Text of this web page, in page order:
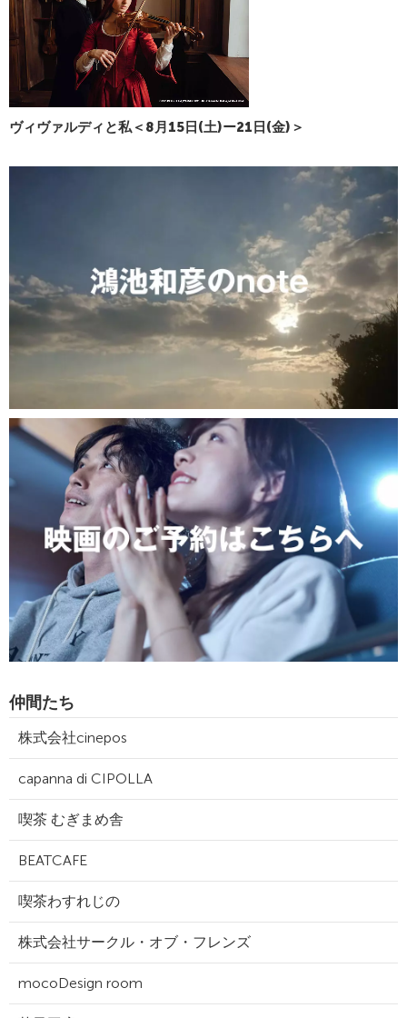
ヴィヴァルディと私＜8月15日(土)ー21日(金)＞
仲間たち
株式会社cinepos
capanna di CIPOLLA
喫茶 むぎまめ舎
BEATCAFE
喫茶わすれじの
株式会社サークル・オブ・フレンズ
mocoDesign room